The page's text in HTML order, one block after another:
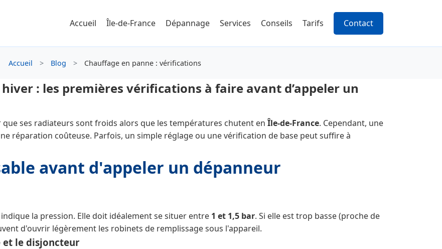
Accueil Île-de-France Dépannage Services Conseils Tarifs Contact
Accueil > Blog > Chauffage en panne : vérifications
: les premières vérifications à faire avant d’appeler un
que ses radiateurs sont froids alors que les températures chutent en Île-de-France. Cependant, une
réparation coûteuse. Parfois, un simple réglage ou une vérification de base peut suffire à
avant d'appeler un dépanneur
la pression. Elle doit idéalement se situer entre 1 et 1,5 bar. Si elle est trop basse (proche de
d'ouvrir légèrement les robinets de remplissage sous l'appareil.
le disjoncteur